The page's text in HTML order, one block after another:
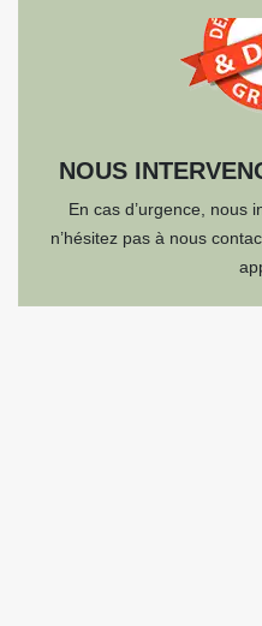
NOUS
En cas d’urgence, nous
n’hésitez pas à nous